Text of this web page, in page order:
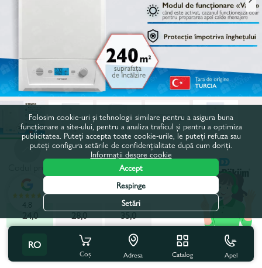
Putere, kW:
24,0
28,0
35,0
Toate caracteristicile
Cu acest produs se cumpără
RO
Coș Adresa Catalog Apel
4.8
Folosim cookie-uri și tehnologii similare pentru a asigura buna
funcționare a site-ului, pentru a analiza traficul și pentru a optimiza
publicitatea. Puteți accepta toate cookie-urile, le puteți refuza sau
puteți configura setările de confidențialitate după cum doriți.
Informații despre cookie
Accept
Respinge
Setări